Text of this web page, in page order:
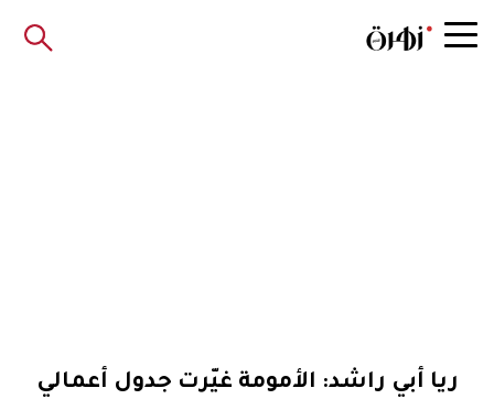
ريا أبي راشد: الأمومة غيّرت جدول أعمالي